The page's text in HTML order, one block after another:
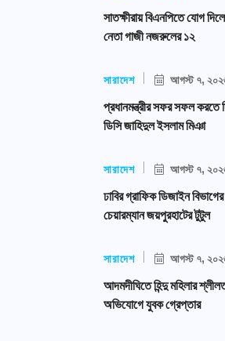
সাতক্ষীরায় বিএনপিতে যোগ
নেতা গাজী নজরুলের ১২
সারাদেশ আগস্ট ৭,
প্রধানমন্ত্রীর সফর সফল করতে
ডিসি জাহিদুল ইসলাম মিঞা
সারাদেশ আগস্ট ৭,
ঢাবির গ্রাফিক ডিজাইন বিভাগের
চেয়ারম্যান জয়পুরহাটের টুটুল
সারাদেশ আগস্ট ৭,
আদমদীঘিতে হিন্দু মহিলার
অভিযোগে যুবক গ্রেপ্তার